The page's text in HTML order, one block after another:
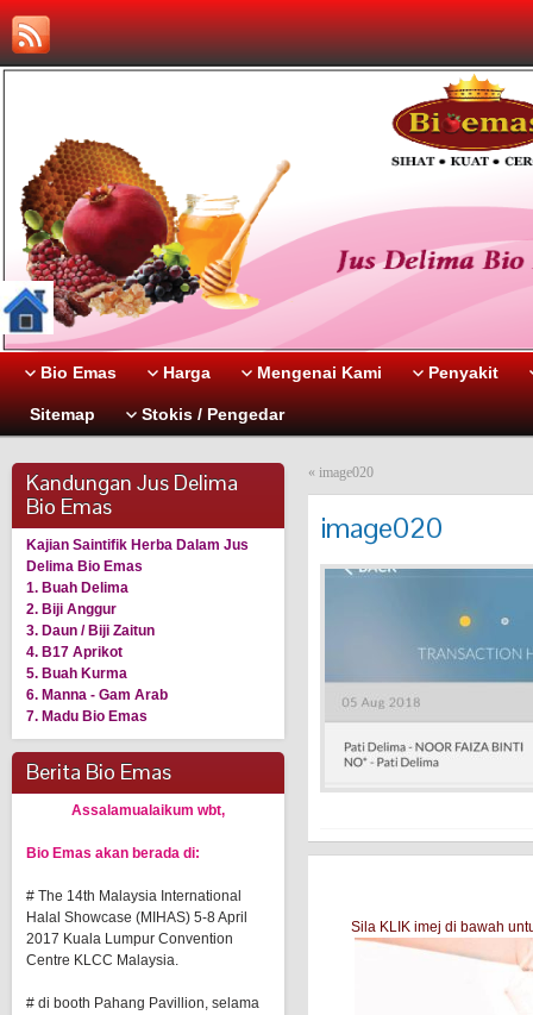
Bio Emas Harga Mengenai Kami Penyakit
Sitemap Stokis / Pengedar
Kandungan Jus Delima
Bio Emas
Kajian Saintifik Herba Dalam Jus
Delima Bio Emas
1. Buah Delima
2. Biji Anggur
3. Daun / Biji Zaitun
4. B17 Aprikot
5. Buah Kurma
6. Manna - Gam Arab
7. Madu Bio Emas
Berita Bio Emas
Assalamualaikum wbt,
Bio Emas akan berada di:
# The 14th Malaysia International
Halal Showcase (MIHAS) 5-8 April
2017 Kuala Lumpur Convention
Centre KLCC Malaysia.
# di booth Pahang Pavillion, selama
« image020
image020
Sila KLIK imej di bawah